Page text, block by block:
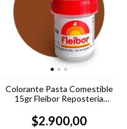
Colorante Pasta Comestible
15gr Fleibor Reposteria
$2.900,00